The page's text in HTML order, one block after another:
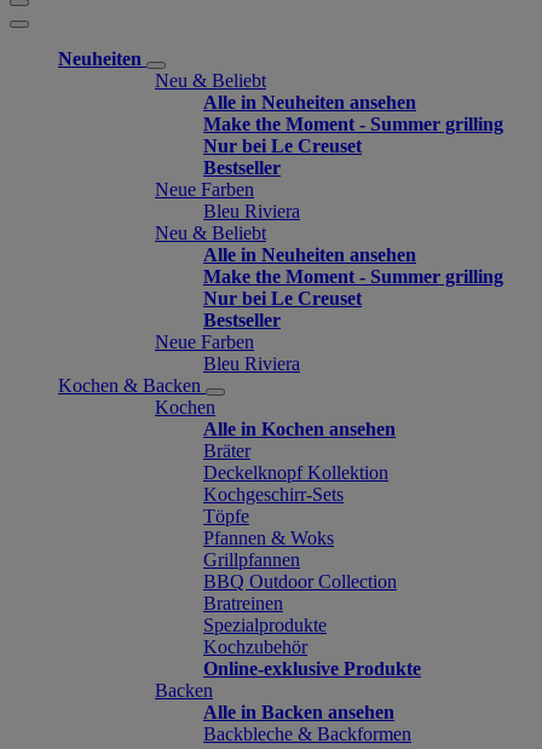
Neuheiten
Neu & Beliebt
Alle in Neuheiten ansehen
Make the Moment - Summer grilling
Nur bei Le Creuset
Bestseller
Neue Farben
Bleu Riviera
Neu & Beliebt
Alle in Neuheiten ansehen
Make the Moment - Summer grilling
Nur bei Le Creuset
Bestseller
Neue Farben
Bleu Riviera
Kochen & Backen
Kochen
Alle in Kochen ansehen
Bräter
Deckelknopf Kollektion
Kochgeschirr-Sets
Töpfe
Pfannen & Woks
Grillpfannen
BBQ Outdoor Collection
Bratreinen
Spezialprodukte
Kochzubehör
Online-exklusive Produkte
Backen
Alle in Backen ansehen
Backbleche & Backformen